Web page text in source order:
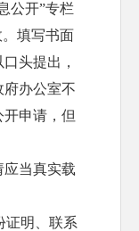
公开”专栏
填写书面
头提出，
府办公室不
申请，但
应当真实载
证明、联系